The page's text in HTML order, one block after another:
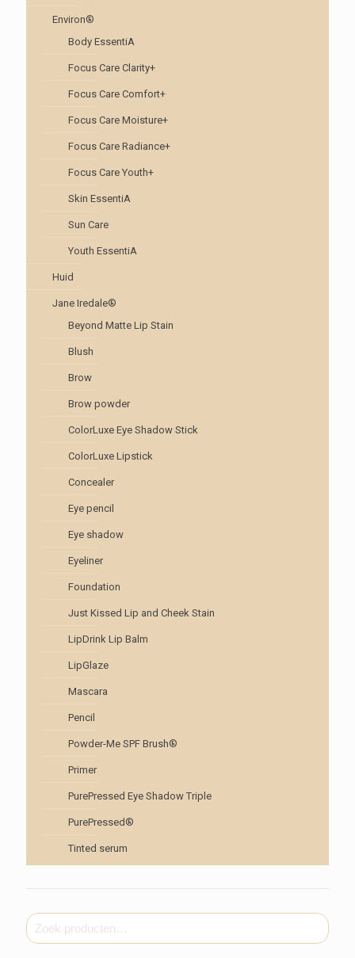
Environ®
Body EssentiA
Focus Care Clarity+
Focus Care Comfort+
Focus Care Moisture+
Focus Care Radiance+
Focus Care Youth+
Skin EssentiA
Sun Care
Youth EssentiA
Huid
Jane Iredale®
Beyond Matte Lip Stain
Blush
Brow
Brow powder
ColorLuxe Eye Shadow Stick
ColorLuxe Lipstick
Concealer
Eye pencil
Eye shadow
Eyeliner
Foundation
Just Kissed Lip and Cheek Stain
LipDrink Lip Balm
LipGlaze
Mascara
Pencil
Powder-Me SPF Brush®
Primer
PurePressed Eye Shadow Triple
PurePressed®
Tinted serum